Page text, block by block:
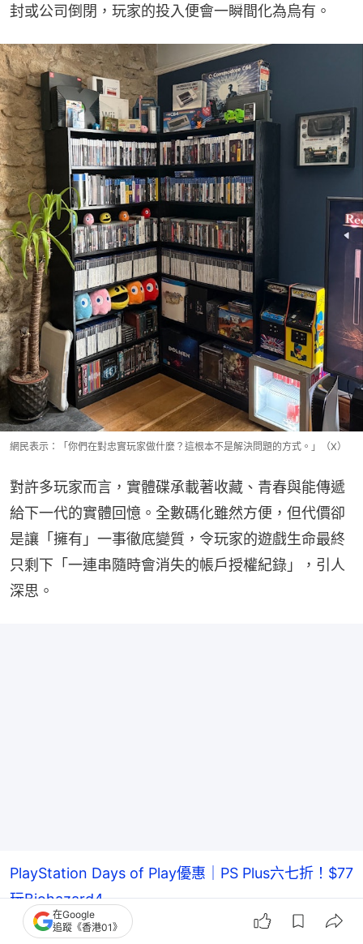
封或公司倒閉，玩家的投入便會一瞬間化為烏有。
網民表示：「你們在對忠實玩家做什麼？這根本不是解決問題的方式。」（X）
對許多玩家而言，實體碟承載著收藏、青春與能傳遞
給下一代的實體回憶。全數碼化雖然方便，但代價卻
是讓「擁有」一事徹底變質，令玩家的遊戲生命最終
只剩下「一連串隨時會消失的帳戶授權紀錄」，引人
深思。
PlayStation Days of Play優惠｜PS Plus六七折！$77
玩Biohazard4
在Google
追蹤《香港01》